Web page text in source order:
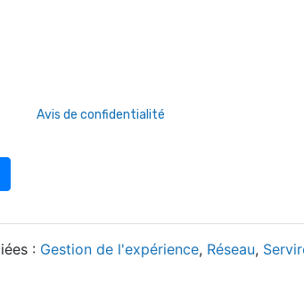
Avis de confidentialité
: Gestion de l'expérience, Réseau,